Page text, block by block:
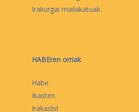
Irakurgai mailakatuak
HABEren orriak
Habe
Ikasten
Irakasbil